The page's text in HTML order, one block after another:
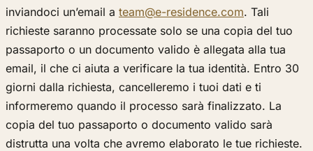
inviandoci un’email a team@e-residence.com. Tali
richieste saranno processate solo se una copia del tuo
passaporto o un documento valido è allegata alla tua
email, il che ci aiuta a verificare la tua identità. Entro 30
giorni dalla richiesta, cancelleremo i tuoi dati e ti
informeremo quando il processo sarà finalizzato. La
copia del tuo passaporto o documento valido sarà
distrutta una volta che avremo elaborato le tue richieste.